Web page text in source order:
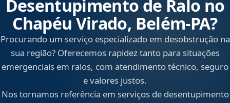
Desentupimento de Ralo no
Chapéu Virado, Belém‑PA?
Procurando um serviço especializado em desobstrução na
sua região? Oferecemos rapidez tanto para situações
emergenciais em ralos, com atendimento técnico, seguro
e valores justos.
Nos tornamos referência em serviços de desentupimento